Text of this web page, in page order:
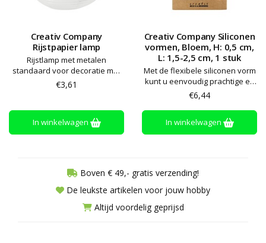
Creativ Company
Rijstpapier lamp
Rijstlamp met metalen
standaard voor decoratie met
Plus Color hobbyverf, viltstift,
decoupage etc.
€3,61
In winkelwagen
Creativ Company Siliconen
vormen, Bloem, H: 0,5 cm,
L: 1,5-2,5 cm, 1 stuk
Met de flexibele siliconen vorm
kunt u eenvoudig prachtige en
gedetailleerde motieven gieten.
Perfect voor stearine, zeep,
hars, gips, sieradenklei en Silk
Clay®. Ovenbestendig tot 130
graden
€6,44
In winkelwagen
Boven € 49,- gratis verzending!
De leukste artikelen voor jouw hobby
Altijd voordelig geprijsd